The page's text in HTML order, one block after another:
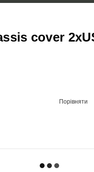
cover
Порівняти